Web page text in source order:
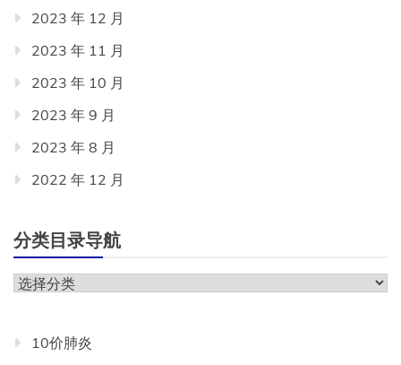
2023 年 12 月
2023 年 11 月
2023 年 10 月
2023 年 9 月
2023 年 8 月
2022 年 12 月
分类目录导航
分
10价肺炎